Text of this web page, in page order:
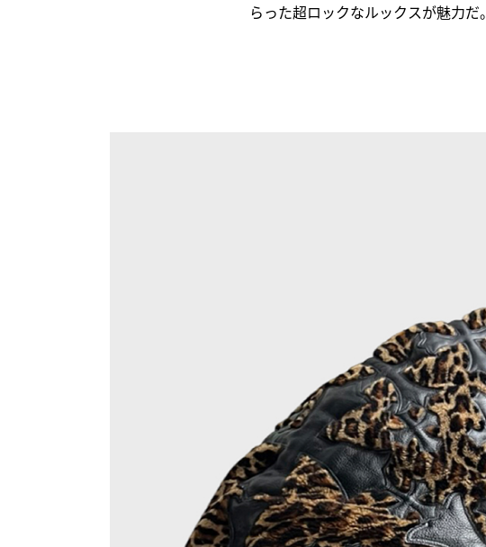
らった超ロックなルックスが魅力だ。